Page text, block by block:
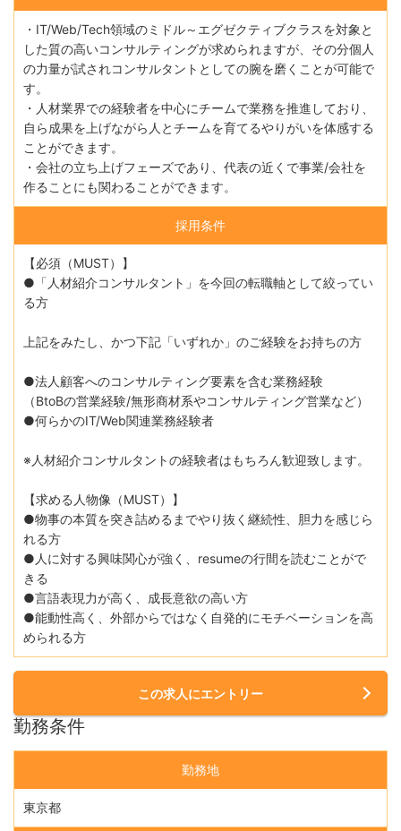
・IT/Web/Tech領域のミドル～エグゼクティブクラスを対象と
した質の高いコンサルティングが求められますが、その分個人
の力量が試されコンサルタントとしての腕を磨くことが可能で
す。
・人材業界での経験者を中心にチームで業務を推進しており、
自ら成果を上げながら人とチームを育てるやりがいを体感する
ことができます。
・会社の立ち上げフェーズであり、代表の近くで事業/会社を
作ることにも関わることができます。
採用条件
【必須（MUST）】
●「人材紹介コンサルタント」を今回の転職軸として絞ってい
る方
上記をみたし、かつ下記「いずれか」のご経験をお持ちの方
●法人顧客へのコンサルティング要素を含む業務経験
（BtoBの営業経験/無形商材系やコンサルティング営業など）
●何らかのIT/Web関連業務経験者
※人材紹介コンサルタントの経験者はもちろん歓迎致します。
【求める人物像（MUST）】
●物事の本質を突き詰めるまでやり抜く継続性、胆力を感じら
れる方
●人に対する興味関心が強く、resumeの行間を読むことがで
きる
●言語表現力が高く、成長意欲の高い方
●能動性高く、外部からではなく自発的にモチベーションを高
められる方
この求人にエントリー
勤務条件
勤務地
東京都